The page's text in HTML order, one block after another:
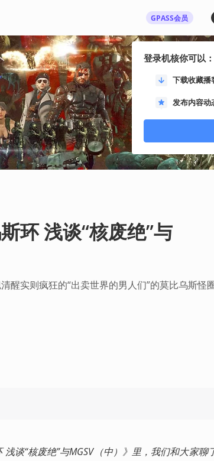
GPASS会员
登录机核你可以：
下载收藏播
发布内容动
环 浅谈“核废绝”与
醒实则疯狂的“出卖世界的男人们”的莫比乌斯怪
谈“核废绝”与MGSV（中）》里，我们和大家聊